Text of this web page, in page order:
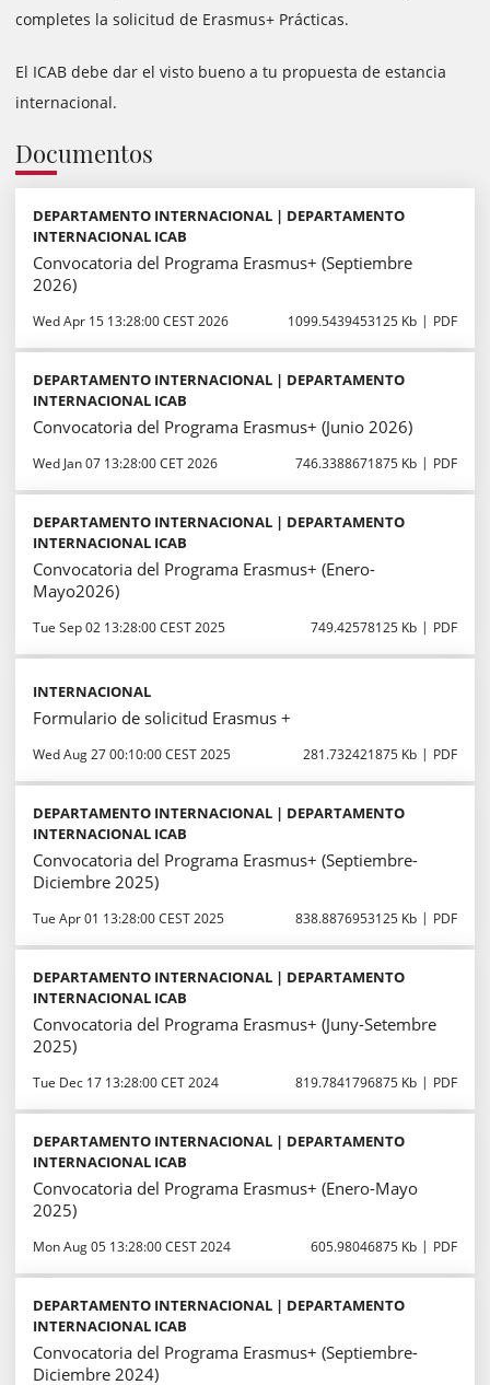
completes la solicitud de Erasmus+ Prácticas.
El ICAB debe dar el visto bueno a tu propuesta de estancia
internacional.
Documentos
DEPARTAMENTO INTERNACIONAL | DEPARTAMENTO
INTERNACIONAL ICAB
Convocatoria del Programa Erasmus+ (Septiembre
2026)
Wed Apr 15 13:28:00 CEST 2026 1099.5439453125 Kb PDF
DEPARTAMENTO INTERNACIONAL | DEPARTAMENTO
INTERNACIONAL ICAB
Convocatoria del Programa Erasmus+ (Junio 2026)
Wed Jan 07 13:28:00 CET 2026 746.3388671875 Kb PDF
DEPARTAMENTO INTERNACIONAL | DEPARTAMENTO
INTERNACIONAL ICAB
Convocatoria del Programa Erasmus+ (Enero-
Mayo2026)
Tue Sep 02 13:28:00 CEST 2025 749.42578125 Kb PDF
INTERNACIONAL
Formulario de solicitud Erasmus +
Wed Aug 27 00:10:00 CEST 2025 281.732421875 Kb PDF
DEPARTAMENTO INTERNACIONAL | DEPARTAMENTO
INTERNACIONAL ICAB
Convocatoria del Programa Erasmus+ (Septiembre-
Diciembre 2025)
Tue Apr 01 13:28:00 CEST 2025 838.8876953125 Kb PDF
DEPARTAMENTO INTERNACIONAL | DEPARTAMENTO
INTERNACIONAL ICAB
Convocatoria del Programa Erasmus+ (Juny-Setembre
2025)
Tue Dec 17 13:28:00 CET 2024 819.7841796875 Kb PDF
DEPARTAMENTO INTERNACIONAL | DEPARTAMENTO
INTERNACIONAL ICAB
Convocatoria del Programa Erasmus+ (Enero-Mayo
2025)
Mon Aug 05 13:28:00 CEST 2024 605.98046875 Kb PDF
DEPARTAMENTO INTERNACIONAL | DEPARTAMENTO
INTERNACIONAL ICAB
Convocatoria del Programa Erasmus+ (Septiembre-
Diciembre 2024)